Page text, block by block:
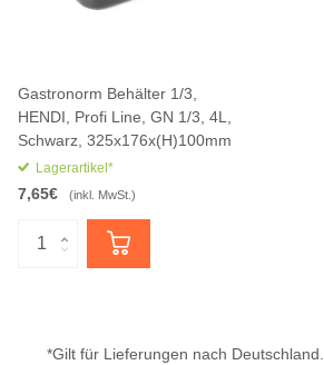
Gastronorm Behälter 1/3,
HENDI, Profi Line, GN 1/3, 4L,
Schwarz, 325x176x(H)100mm
Lagerartikel*
7,65€ (inkl. MwSt.)
*Gilt für Lieferungen nach